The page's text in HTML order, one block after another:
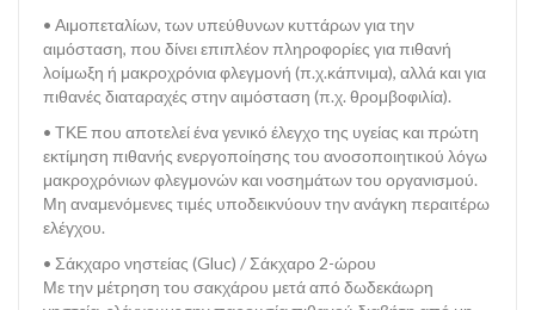
• Αιμοπεταλίων, των υπεύθυνων κυττάρων για την
αιμόσταση, που δίνει επιπλέον πληροφορίες για πιθανή
λοίμωξη ή μακροχρόνια φλεγμονή (π.χ.κάπνιμα), αλλά και για
πιθανές διαταραχές στην αιμόσταση (π.χ. θρομβοφιλία).
• ΤΚΕ που αποτελεί ένα γενικό έλεγχο της υγείας και πρώτη
εκτίμηση πιθανής ενεργοποίησης του ανοσοποιητικού λόγω
μακροχρόνιων φλεγμονών και νοσημάτων του οργανισμού.
Μη αναμενόμενες τιμές υποδεικνύουν την ανάγκη περαιτέρω
ελέγχου.
• Σάκχαρο νηστείας (Gluc) / Σάκχαρο 2-ώρου
Με την μέτρηση του σακχάρου μετά από δωδεκάωρη